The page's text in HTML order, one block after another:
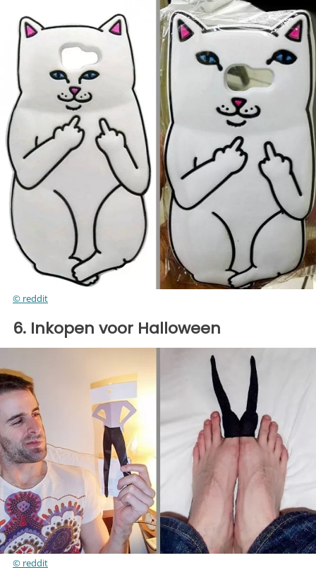
© reddit
6. Inkopen voor Halloween
© reddit